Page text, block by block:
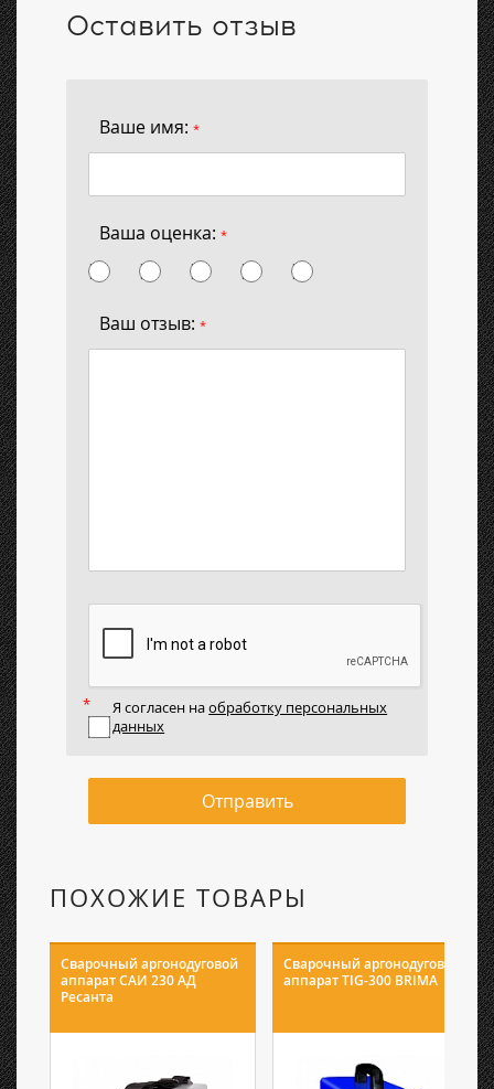
Оставить отзыв
Ваше имя: *
Ваша оценка: *
Ваш отзыв: *
Я согласен наобработку персональных
данных
Отправить
ПОХОЖИЕ ТОВАРЫ
Сварочный аргонодуговой
аппарат САИ 230 АД
Ресанта
Сварочный аргонодуговой
аппарат TIG-300 BRIMA